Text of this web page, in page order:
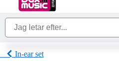
In-ear set